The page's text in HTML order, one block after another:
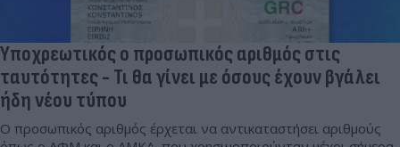
Υποχρεωτικός ο προσωπικός αριθμός στις
ταυτότητες - Τι θα γίνει με όσους έχουν βγάλει
ήδη νέου τύπου
Ο προσωπικός αριθμός έρχεται να αντικαταστήσει αριθμούς